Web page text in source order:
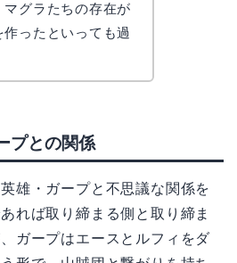
グラたちの存在が
ったといっても過
プとの関係
雄・ガープと不思議な関係を
れば取り締まる側と取り締ま
ガープはエースとルフィをダ